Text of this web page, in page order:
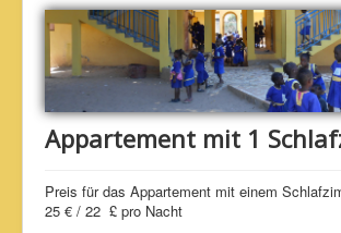
Home
Über uns
Immobilien
Schule "The Swallow"
Ausflüge
Land und Leute
Appartement mit 1
Preis für das Appartement mit einem
25 € / 22 £ pro Nacht